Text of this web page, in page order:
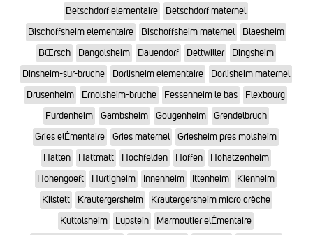
Betschdorf elementaire
Betschdorf maternel
Bischoffsheim elementaire
Bischoffsheim maternel
Blaesheim
BŒrsch
Dangolsheim Dauendorf Dettwiller
Dingsheim
Dinsheim-sur-bruche
Dorlisheim elementaire
Dorlisheim maternel
Drusenheim
Ernolsheim-bruche Fessenheim le bas
Flexbourg
Furdenheim
Gambsheim Gougenheim
Grendelbruch
Gries elÉmentaire
Gries maternel
Griesheim pres molsheim
Hatten
Hattmatt Hochfelden Hoffen
Hohatzenheim
Hohengoeft
Hurtigheim Innenheim Ittenheim
Kienheim
Kilstett
Krautergersheim
Krautergersheim micro crèche
Kuttolsheim
Lupstein
Marmoutier elÉmentaire